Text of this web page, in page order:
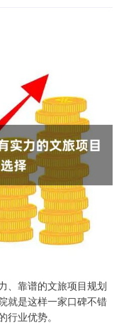
、靠谱的文旅项目规划
就是这样一家口碑不错
业优势。